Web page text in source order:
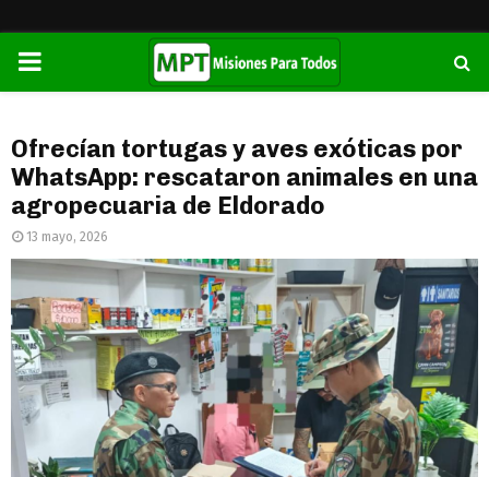
PRIMARY
Ofrecían tortugas y aves exóticas por
WhatsApp: rescataron animales en una
agropecuaria de Eldorado
13 mayo, 2026